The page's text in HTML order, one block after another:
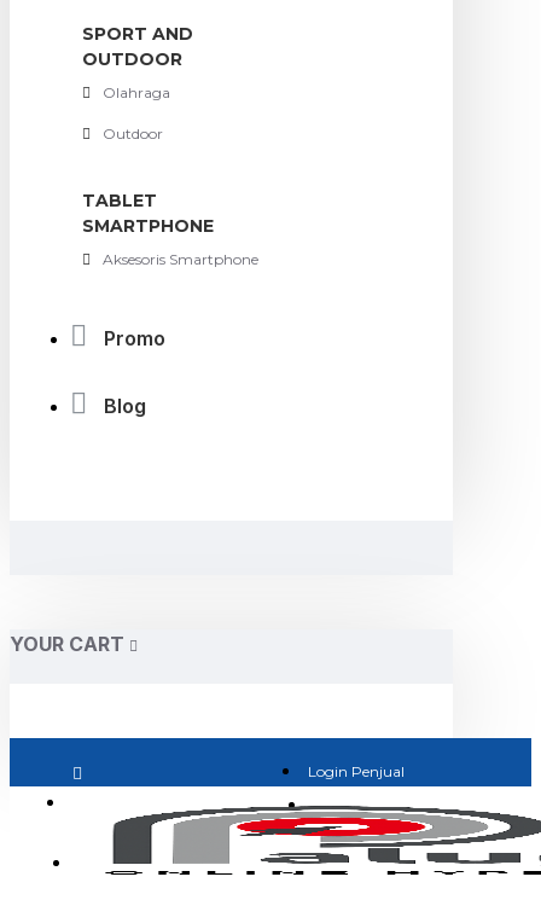
SPORT AND
OUTDOOR
Olahraga
Outdoor
TABLET
SMARTPHONE
Aksesoris Smartphone
Promo
Blog
YOUR CART
Login Penjual
Jadi Penjual